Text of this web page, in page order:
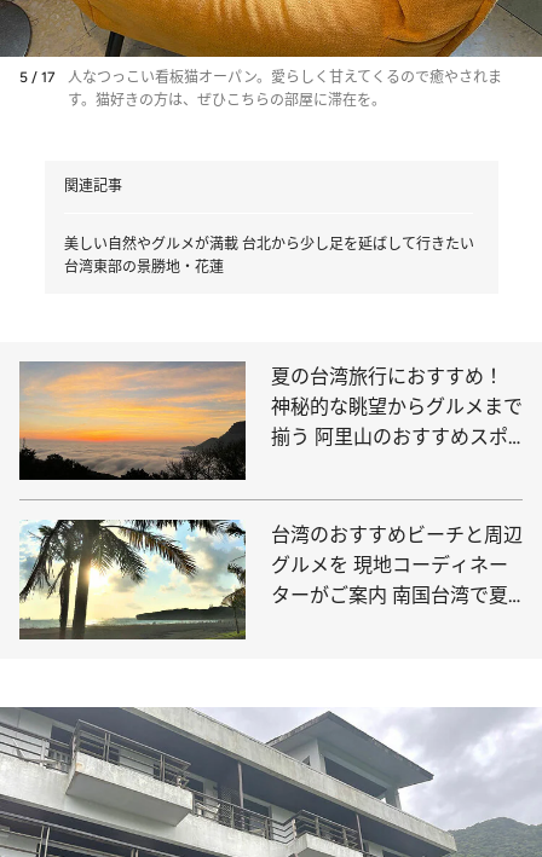
5 / 17
人なつっこい看板猫オーパン。愛らしく甘えてくるので癒やされま
す。猫好きの方は、ぜひこちらの部屋に滞在を。
関連記事
美しい自然やグルメが満載 台北から少し足を延ばして行きたい
台湾東部の景勝地・花蓮
夏の台湾旅行におすすめ！
神秘的な眺望からグルメまで
揃う 阿里山のおすすめスポ
台湾のおすすめビーチと周辺
グルメを 現地コーディネー
ターがご案内 南国台湾で夏